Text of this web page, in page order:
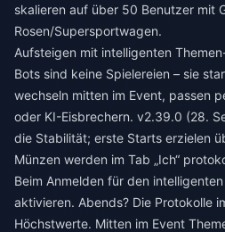
skalieren auf über 50 Benutzer mit
Rosen/Supersportwagen.
Aufsteigen mit intelligenten
Bots sind keine Spielereien – sie
wechseln mitten im Event, passen
oder KI-Eisbrechern. v2.39.0 (28.
die Stabilität; erste Starts erzielen
Münzen werden im Tab „Ich“
Beim Anmelden für den
aktivieren. Abends? Die Protokolle
Höchstwerte. Mitten im Event